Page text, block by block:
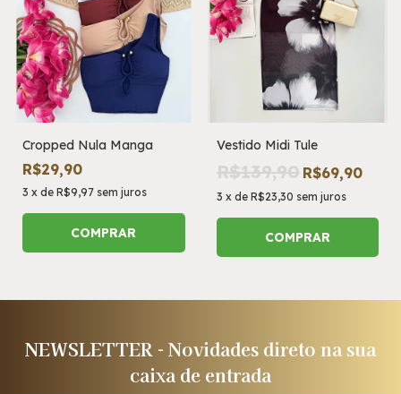
Cropped Nula Manga
R$29,90
3 x de R$9,97 sem juros
COMPRAR
Vestido Midi Tule
R$139,90 R$69,90
3 x de R$23,30 sem juros
COMPRAR
NEWSLETTER - Novidades direto na sua
caixa de entrada